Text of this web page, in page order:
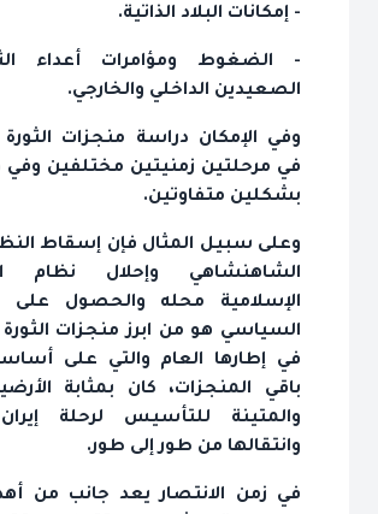
- إمكانات البلاد الذاتية.
- الضغوط ومؤامرات أعداء
الصعيدين الداخلي والخارجي.
وفي الإمكان دراسة منجزات الثورة
في مرحلتين زمنيتين مختلفين وفي
بشكلين متفاوتين.
وعلى سبيل المثال فإن إسقاط
الشاهنشاهي وإحلال نظام
الإسلامية محله والحصول على
السياسي هو من ابرز منجزات الثورة
في إطارها العام والتي على
باقي المنجزات، كان بمثابة
والمتينة للتأسيس لرحلة
وانتقالها من طور إلى طور.
في زمن الانتصار يعد جانب من